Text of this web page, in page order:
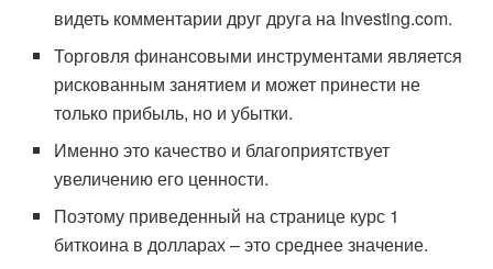
видеть комментарии друг друга на Investing.com.
Торговля финансовыми инструментами является
рискованным занятием и может принести не
только прибыль, но и убытки.
Именно это качество и благоприятствует
увеличению его ценности.
Поэтому приведенный на странице курс 1
биткоина в долларах – это среднее значение.